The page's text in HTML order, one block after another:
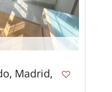
Madrid,